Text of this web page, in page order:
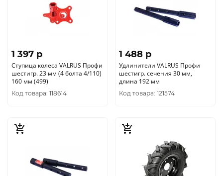
1 397 p
Ступица колеса VALRUS Профи
шестигр. 23 мм (4 болта 4/110)
160 мм (499)
Код товара: 118614
1 488 p
Удлинители VALRUS Профи
шестигр. сечения 30 мм,
длина 192 мм
Код товара: 121574